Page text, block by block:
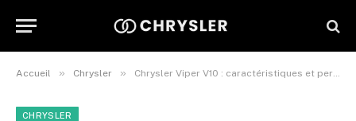
Accueil » Chrysler » Chrysler Viper V10 : caractéristiques et performances du célèbre supercar
CHRYSLER